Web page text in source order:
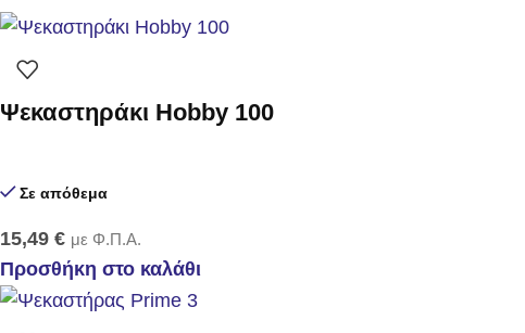
Ψεκαστηράκι Hobby 100
Σε απόθεμα
15,49 € με Φ.Π.Α.
Προσθήκη στο καλάθι